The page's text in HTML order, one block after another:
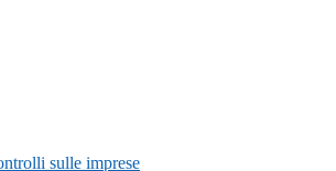
sulle imprese